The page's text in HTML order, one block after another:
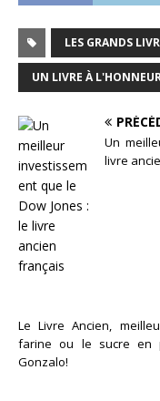
LES GRANDS
UN LIVRE À
Un
livre
Le Livre Ancien,
farine ou le sucre en
Gonzalo!